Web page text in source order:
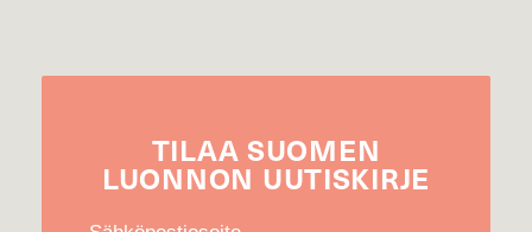
TILAA SUOMEN
LUONNON UUTIS­KIRJE